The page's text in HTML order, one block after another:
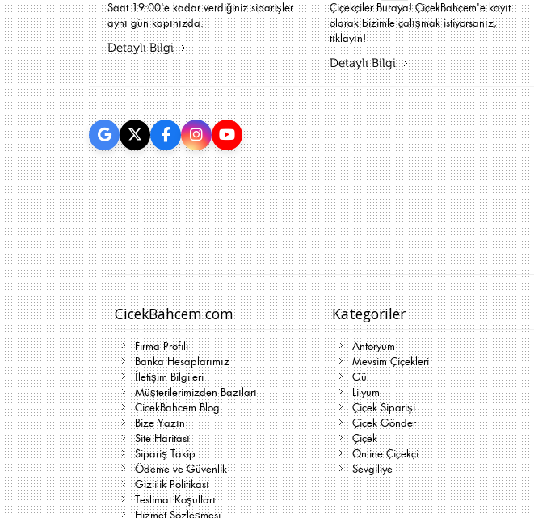
Saat 19:00'e kadar verdiğiniz siparişler
aynı gün kapınızda.
Detaylı Bilgi
Çiçekçiler Buraya! ÇiçekBahçem'e kayıt
olarak bizimle çalışmak istiyorsanız,
tıklayın!
Detaylı Bilgi
CicekBahcem.com
Firma Profili
Banka Hesaplarımız
İletişim Bilgileri
Müşterilerimizden Bazıları
CicekBahcem Blog
Bize Yazın
Site Haritası
Sipariş Takip
Ödeme ve Güvenlik
Gizlilik Politikası
Teslimat Koşulları
Kategoriler
Antoryum
Mevsim Çiçekleri
Gül
Lilyum
Çiçek Siparişi
Çiçek Gönder
Çiçek
Online Çiçekçi
Sevgiliye